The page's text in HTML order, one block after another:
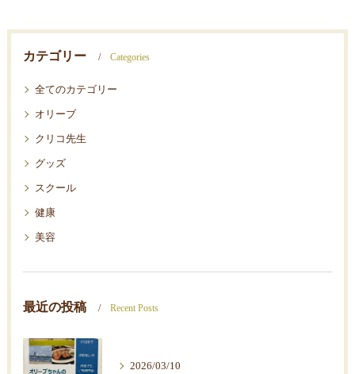
カテゴリー Categories
全てのカテゴリー
オリーブ
クリコ先生
グッズ
スクール
健康
美容
最近の投稿 Recent Posts
2026/03/10